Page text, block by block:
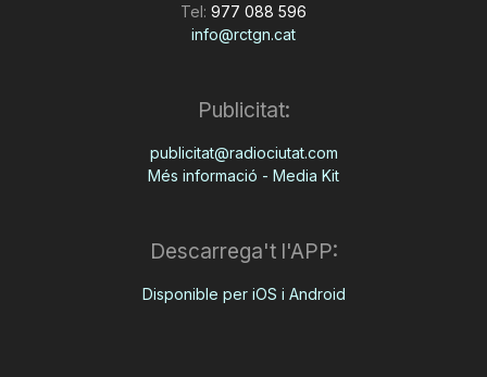
Tel: 977 088 596
info@rctgn.cat
Publicitat:
publicitat@radiociutat.com
Més informació - Media Kit
Descarrega't l'APP:
Disponible per iOS i Android